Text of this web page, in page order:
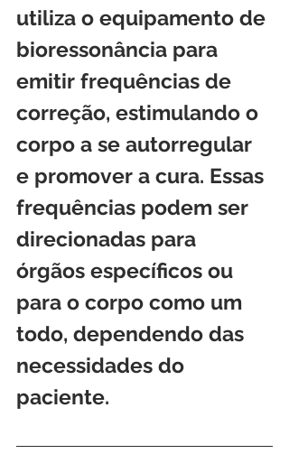
utiliza o equipamento de
bioressonância para
emitir frequências de
correção, estimulando o
corpo a se autorregular
e promover a cura. Essas
frequências podem ser
direcionadas para
órgãos específicos ou
para o corpo como um
todo, dependendo das
necessidades do
paciente.